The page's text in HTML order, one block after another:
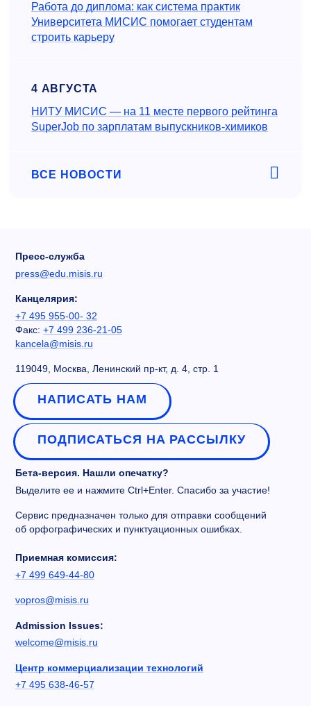
Работа до диплома: как система практик
Университета МИСИС помогает студентам
строить карьеру
4 АВГУСТА
НИТУ МИСИС — на 11 месте первого рейтинга
SuperJob по зарплатам выпускников-химиков
ВСЕ НОВОСТИ
Пресс-служба
press@edu.misis.ru
Канцелярия:
+7 495 955-00- 32
Факс: +7 499 236-21-05
kancela@misis.ru
119049, Москва, Ленинский пр-кт, д. 4, стр. 1
НАПИСАТЬ НАМ
ПОДПИСАТЬСЯ НА РАССЫЛКУ
Бета-версия. Нашли опечатку?
Выделите ее и нажмите Ctrl+Enter. Спасибо за участие!
Сервис предназначен только для отправки сообщений
об орфографических и пунктуационных ошибках.
Приемная комиссия:
+7 499 649-44-80
vopros@misis.ru
Admission Issues:
welcome@misis.ru
Центр коммерциализации технологий
+7 495 638-46-57